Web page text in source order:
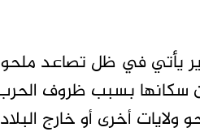
يأتي في ظل تصاعد
سكانها بسبب ظروف
ولايات أخرى أو خارج